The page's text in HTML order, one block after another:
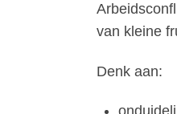
van kleine
Denk aan: